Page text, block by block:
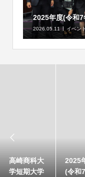
2025年度(令和
2026.05.11 イベント

高崎商科大
学短期大学
2025
(令和